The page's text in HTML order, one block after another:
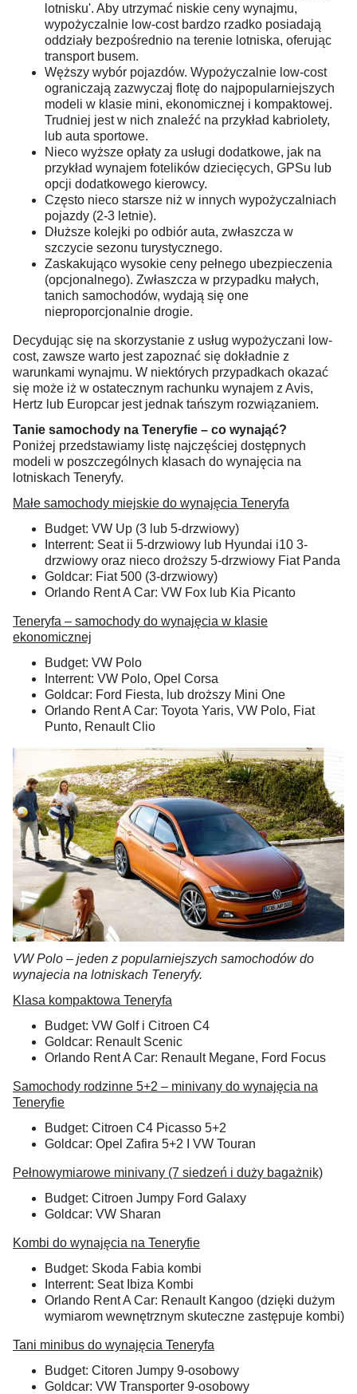
lotnisku'. Aby utrzymać niskie ceny wynajmu,
wypożyczalnie low-cost bardzo rzadko posiadają
oddziały bezpośrednio na terenie lotniska, oferując
transport busem.
Węższy wybór pojazdów. Wypożyczalnie low-cost
ograniczają zazwyczaj flotę do najpopularniejszych
modeli w klasie mini, ekonomicznej i kompaktowej.
Trudniej jest w nich znaleźć na przykład kabriolety,
lub auta sportowe.
Nieco wyższe opłaty za usługi dodatkowe, jak na
przykład wynajem fotelików dziecięcych, GPSu lub
opcji dodatkowego kierowcy.
Często nieco starsze niż w innych wypożyczalniach
pojazdy (2-3 letnie).
Dłuższe kolejki po odbiór auta, zwłaszcza w
szczycie sezonu turystycznego.
Zaskakująco wysokie ceny pełnego ubezpieczenia
(opcjonalnego). Zwłaszcza w przypadku małych,
tanich samochodów, wydają się one
nieproporcjonalnie drogie.
Decydując się na skorzystanie z usług wypożyczani low-
cost, zawsze warto jest zapoznać się dokładnie z
warunkami wynajmu. W niektórych przypadkach okazać
się może iż w ostatecznym rachunku wynajem z Avis,
Hertz lub Europcar jest jednak tańszym rozwiązaniem.
Tanie samochody na Teneryfie – co wynająć?
Poniżej przedstawiamy listę najczęściej dostępnych
modeli w poszczególnych klasach do wynajęcia na
lotniskach Teneryfy.
Małe samochody miejskie do wynajęcia Teneryfa
Budget: VW Up (3 lub 5-drzwiowy)
Interrent: Seat ii 5-drzwiowy lub Hyundai i10 3-
drzwiowy oraz nieco droższy 5-drzwiowy Fiat Panda
Goldcar: Fiat 500 (3-drzwiowy)
Orlando Rent A Car: VW Fox lub Kia Picanto
Teneryfa – samochody do wynajęcia w klasie
ekonomicznej
Budget: VW Polo
Interrent: VW Polo, Opel Corsa
Goldcar: Ford Fiesta, lub droższy Mini One
Orlando Rent A Car: Toyota Yaris, VW Polo, Fiat
Punto, Renault Clio
VW Polo – jeden z popularniejszych samochodów do
wynajecia na lotniskach Teneryfy.
Klasa kompaktowa Teneryfa
Budget: VW Golf i Citroen C4
Goldcar: Renault Scenic
Orlando Rent A Car: Renault Megane, Ford Focus
Samochody rodzinne 5+2 – minivany do wynajęcia na
Teneryfie
Budget: Citroen C4 Picasso 5+2
Goldcar: Opel Zafira 5+2 I VW Touran
Pełnowymiarowe minivany (7 siedzeń i duży bagażnik)
Budget: Citroen Jumpy Ford Galaxy
Goldcar: VW Sharan
Kombi do wynajęcia na Teneryfie
Budget: Skoda Fabia kombi
Interrent: Seat Ibiza Kombi
Orlando Rent A Car: Renault Kangoo (dzięki dużym
wymiarom wewnętrznym skuteczne zastępuje kombi)
Tani minibus do wynajęcia Teneryfa
Budget: Citoren Jumpy 9-osobowy
Goldcar: VW Transporter 9-osobowy